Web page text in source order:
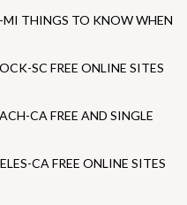
THINGS TO KNOW WHEN
SC FREE ONLINE SITES
CA FREE AND SINGLE
CA FREE ONLINE SITES